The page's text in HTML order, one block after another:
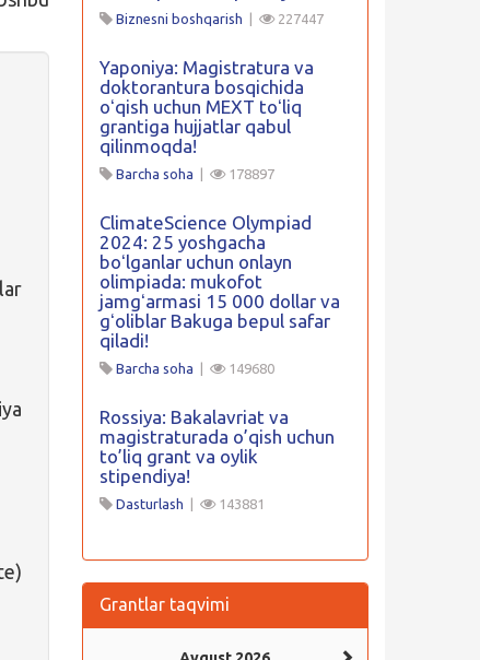
Biznesni boshqarish 227447
Yaponiya: Magistratura va
doktorantura bosqichida
oʻqish uchun MEXT toʻliq
grantiga hujjatlar qabul
qilinmoqda!
Barcha soha 178897
ClimateScience Olympiad
2024: 25 yoshgacha
boʻlganlar uchun onlayn
olimpiada: mukofot
jamgʻarmasi 15 000 dollar va
gʻoliblar Bakuga bepul safar
qiladi!
Barcha soha 149680
Rossiya: Bakalavriat va
magistraturada o’qish uchun
to’liq grant va oylik
stipendiya!
Dasturlash 143881
Grantlar taqvimi